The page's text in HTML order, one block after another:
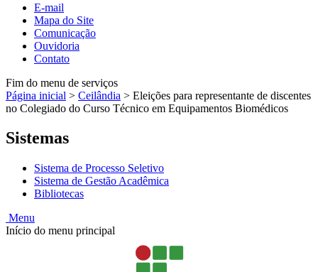
E-mail
Mapa do Site
Comunicação
Ouvidoria
Contato
Fim do menu de serviços
Página inicial > Ceilândia > Eleições para representante de discentes
no Colegiado do Curso Técnico em Equipamentos Biomédicos
Sistemas
Sistema de Processo Seletivo
Sistema de Gestão Acadêmica
Bibliotecas
Menu
Início do menu principal